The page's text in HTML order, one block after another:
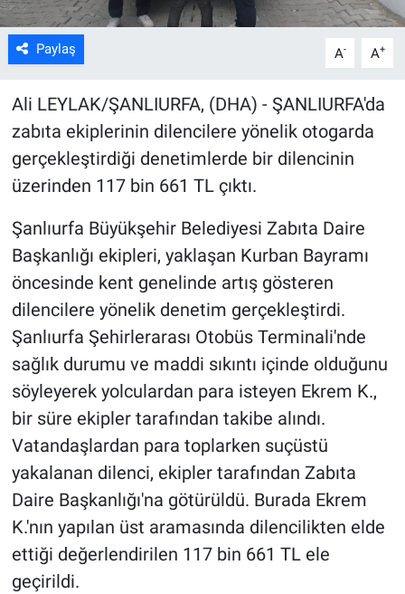
Paylaş A- A+
Ali LEYLAK/ŞANLIURFA, (DHA) - ŞANLIURFA'da
zabıta ekiplerinin dilencilere yönelik otogarda
gerçekleştirdiği denetimlerde bir dilencinin
üzerinden 117 bin 661 TL çıktı.
Şanlıurfa Büyükşehir Belediyesi Zabıta Daire
Başkanlığı ekipleri, yaklaşan Kurban Bayramı
öncesinde kent genelinde artış gösteren
dilencilere yönelik denetim gerçekleştirdi.
Şanlıurfa Şehirlerarası Otobüs Terminali'nde
sağlık durumu ve maddi sıkıntı içinde olduğunu
söyleyerek yolculardan para isteyen Ekrem K.,
bir süre ekipler tarafından takibe alındı.
Vatandaşlardan para toplarken suçüstü
yakalanan dilenci, ekipler tarafından Zabıta
Daire Başkanlığı'na götürüldü. Burada Ekrem
K.'nın yapılan üst aramasında dilencilikten elde
ettiği değerlendirilen 117 bin 661 TL ele
geçirildi.
Genel